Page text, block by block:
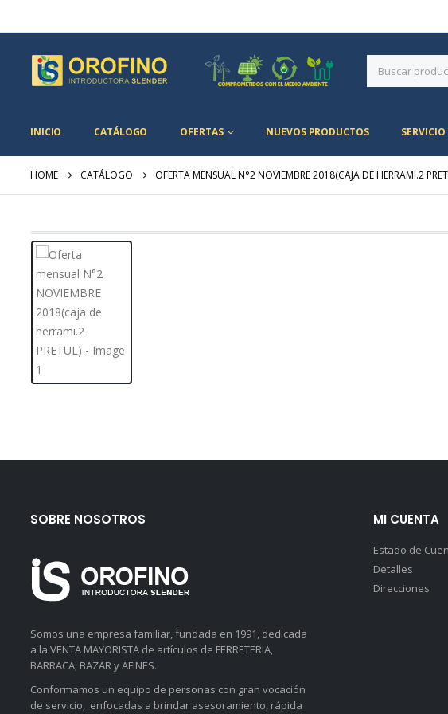
INICIO CATÁLOGO OFERTAS NUEVOS PRODUCTOS
HOME CATÁLOGO OFERTA MENSUAL N°2 NOVIEMBRE 2018(CAJA DE HERRAMI.2
SOBRE NOSOTROS
Somos una empresa familiar, fundada en 1991, dedicada
a la VENTA MAYORISTA de artículos de FERRETERIA,
BARRACA, BAZAR y AFINES.
Conformamos un equipo de personas con gran vocación
de servicio, enfocadas a brindar asesoramiento, rápida
MI CUENTA
Estado de
Detalles
Direcciones